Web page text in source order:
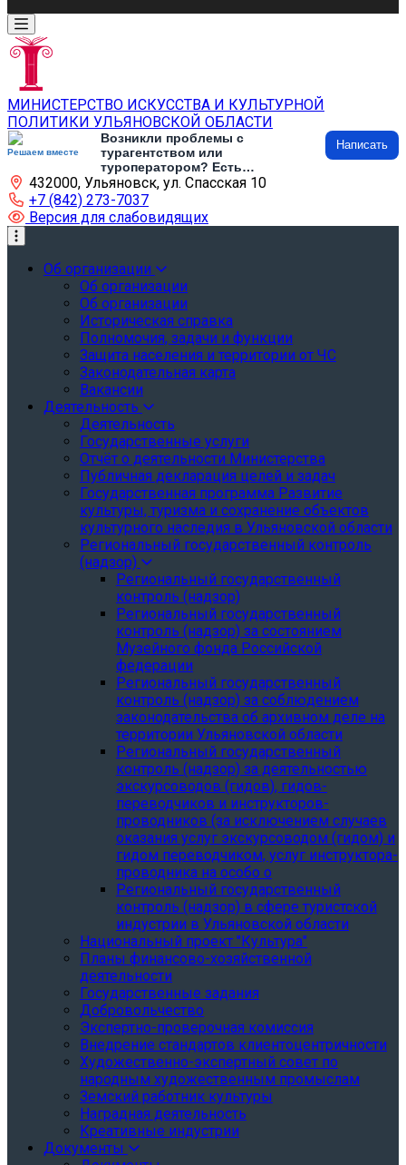
МИНИСТЕРСТВО ИСКУССТВА И КУЛЬТУРНОЙ
ПОЛИТИКИ УЛЬЯНОВСКОЙ ОБЛАСТИ
Решаем вместе
Возникли проблемы с
турагентством или
туроператором? Есть
предложения по развитию
туризма и туристической
инфраструктуры? Напишите об
этом
Написать
432000, Ульяновск, ул. Спасская 10
+7 (842) 273-7037
Версия для слабовидящих
Об организации
Об организации
Об организации
Историческая справка
Полномочия, задачи и функции
Защита населения и территории от ЧС
Законодательная карта
Вакансии
Деятельность
Деятельность
Государственные услуги
Отчёт о деятельности Министерства
Публичная декларация целей и задач
Государственная программа Развитие
культуры, туризма и сохранение объектов
культурного наследия в Ульяновской области
Региональный государственный контроль
(надзор)
Региональный государственный
контроль (надзор)
Региональный государственный
контроль (надзор) за состоянием
Музейного фонда Российской
федерации
Региональный государственный
контроль (надзор) за соблюдением
законодательства об архивном деле на
территории Ульяновской области
Региональный государственный
контроль (надзор) за деятельностью
экскурсоводов (гидов), гидов-
переводчиков и инструкторов-
проводников (за исключением случаев
оказания услуг экскурсоводом (гидом) и
гидом переводчиком, услуг инструктора-
проводника на особо о
Региональный государственный
контроль (надзор) в сфере туристской
индустрии в Ульяновской области
Национальный проект "Культура"
Планы финансово-хозяйственной
деятельности
Государственные задания
Добровольчество
Экспертно-проверочная комиссия
Внедрение стандартов клиентоцентричности
Художественно-экспертный совет по
народным художественным промыслам
Земский работник культуры
Наградная деятельность
Креативные индустрии
Документы